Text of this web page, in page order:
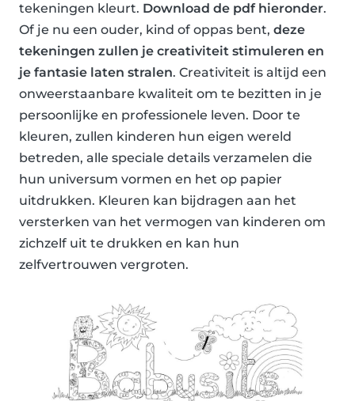
tekeningen kleurt. Download de pdf hieronder.
Of je nu een ouder, kind of oppas bent, deze
tekeningen zullen je creativiteit stimuleren en
je fantasie laten stralen. Creativiteit is altijd een
onweerstaanbare kwaliteit om te bezitten in je
persoonlijke en professionele leven. Door te
kleuren, zullen kinderen hun eigen wereld
betreden, alle speciale details verzamelen die
hun universum vormen en het op papier
uitdrukken. Kleuren kan bijdragen aan het
versterken van het vermogen van kinderen om
zichzelf uit te drukken en kan hun
zelfvertrouwen vergroten.